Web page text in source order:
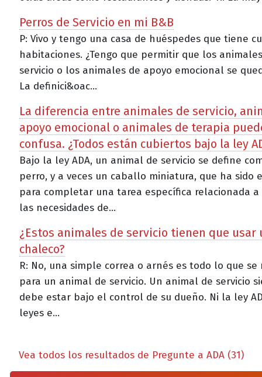
Perros de Servicio en mi B&B
P: Vivo y tengo una casa de huéspedes que tiene
habitaciones. ¿Tengo que permitir que los
servicio o los animales de apoyo emocional se
La definici&oac...
La diferencia entre animales de servicio,
apoyo emocional o animales de terapia
confusa. ¿Todos están cubiertos bajo la ley
Bajo la ley ADA, un animal de servicio se define
perro, y a veces un caballo miniatura, que ha sido
para completar una tarea específica relacionada a
las necesidades de...
¿Estos animales de servicio tienen que usar
chaleco?
R: No, una simple correa o arnés es todo lo que se
para un animal de servicio. Un animal de servicio
debe estar bajo el control de su dueño. Ni la ley
leyes e...
Vea todos los resultados de Pregunte a ADA (31)